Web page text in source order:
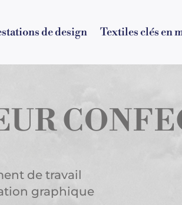
de design Textiles clés en
de travail
graphique